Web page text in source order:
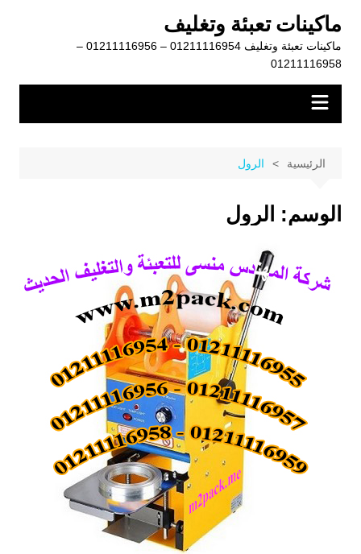
المحتوى
ماكينات تعبئة وتغليف
ماكينات تعبئة وتغليف 01211116954 – 01211116956 –
01211116958
الرئيسية الرول
الوسم: الرول